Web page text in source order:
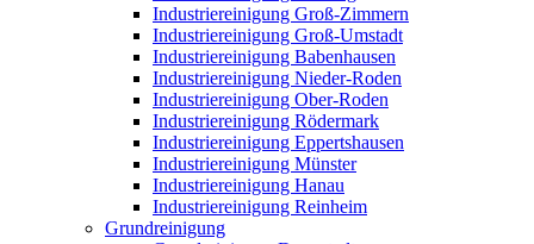
Industriereinigung Groß-Zimmern
Industriereinigung Groß-Umstadt
Industriereinigung Babenhausen
Industriereinigung Nieder-Roden
Industriereinigung Ober-Roden
Industriereinigung Rödermark
Industriereinigung Eppertshausen
Industriereinigung Münster
Industriereinigung Hanau
Industriereinigung Reinheim
Grundreinigung